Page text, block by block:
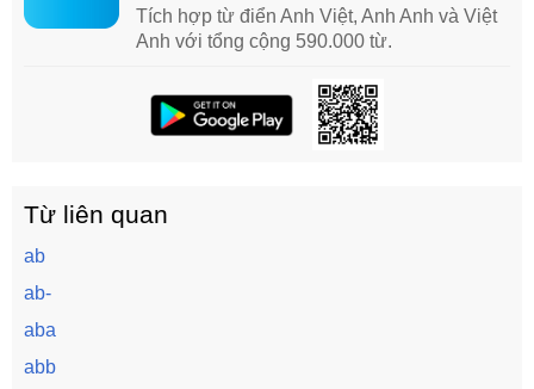
Tích hợp từ điển Anh Việt, Anh Anh và Việt
Anh với tổng cộng 590.000 từ.
Từ liên quan
ab
ab-
aba
abb